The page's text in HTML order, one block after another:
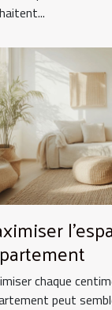
chaque
peut